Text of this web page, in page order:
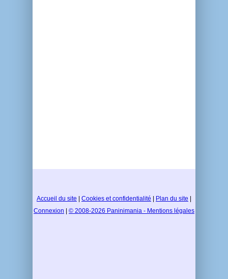
Accueil du site Cookies et confidentialité Plan du site
Connexion
© 2008-2026 Paninimania - Mentions légales